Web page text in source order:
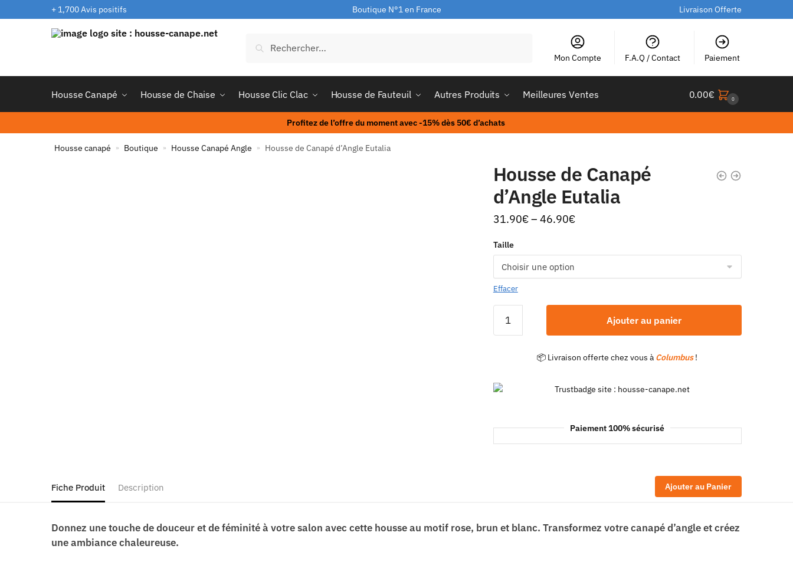
+ 1,700 Avis positifs Boutique N°1 en France Livraison Offerte
Mon Compte F.A.Q / Contact Paiement
Housse Canapé Housse de Chaise Housse Clic Clac Housse de Fauteuil Autres Produits Meilleures Ventes 0.00€ 0
Profitez de l’offre du moment avec -15% dès 50€ d’achats
Housse canapé » Boutique » Housse Canapé Angle » Housse de Canapé d’Angle Eutalia
Housse de Canapé
d’Angle Eutalia
31.90€– 46.90€
Taille
Effacer
Ajouter au panier
📦 Livraison offerte chez vous à Columbus!
Paiement 100% sécurisé
Fiche Produit Description Ajouter au Panier
Donnez une touche de douceur et de féminité à votre salon avec cette housse au motif rose, brun et blanc. Transformez votre canapé d’angle et créez
une ambiance chaleureuse.